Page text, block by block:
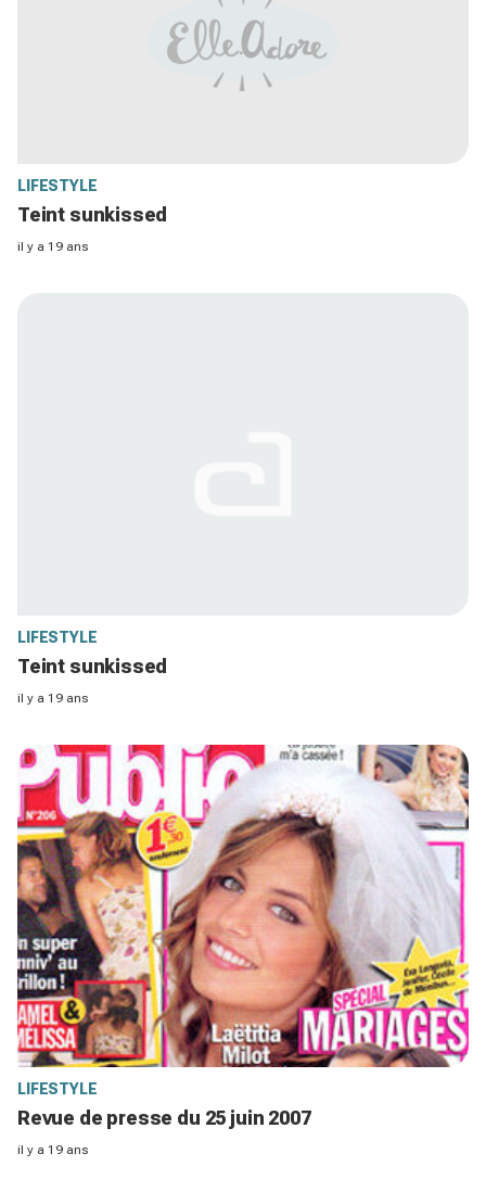
LIFESTYLE
Teint sunkissed
il y a 19 ans
LIFESTYLE
Teint sunkissed
il y a 19 ans
LIFESTYLE
Revue de presse du 25 juin 2007
il y a 19 ans